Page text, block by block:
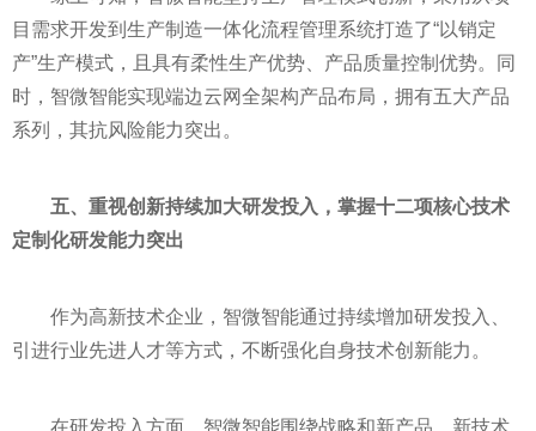
目需求开发到生产制造一体化流程管理系统打造了“以销定
产”生产模式，且具有柔性生产优势、产品质量控制优势。同
时，智微智能实现端边云网全架构产品布局，拥有五大产品
系列，其抗风险能力突出。
五、重视创新持续加大研发投入，掌握十二项核心技术
定制化研发能力突出
作为高新技术企业，智微智能通过持续增加研发投入、
引进行业先进人才等方式，不断强化自身技术创新能力。
在研发投入方面，智微智能围绕战略和新产品、新技术